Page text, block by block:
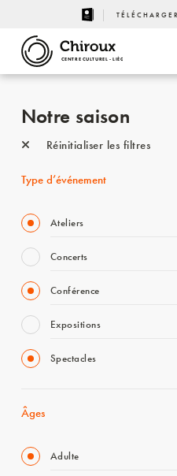
CENTRE CULTUREL - LIÈGE
Notre saison
Réinitialiser les filtres
Type d’événement
Ateliers
Concerts
Conférence
Expositions
Spectacles
Âges
Adulte